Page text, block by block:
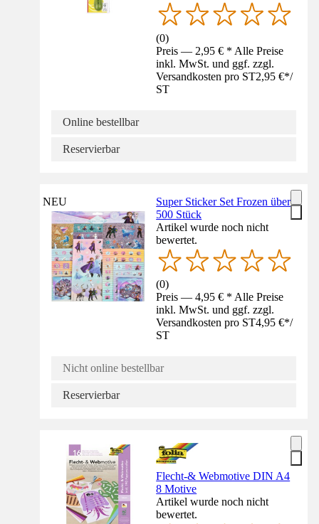
(0)
Preis — 2,95 € * Alle Preise
inkl. MwSt. und ggf. zzgl.
Versandkosten pro ST2,95 €*/
ST
Online bestellbar
Reservierbar
NEU
Super Sticker Set Frozen über
500 Stück
Artikel wurde noch nicht
bewertet.
(0)
Preis — 4,95 € * Alle Preise
inkl. MwSt. und ggf. zzgl.
Versandkosten pro ST4,95 €*/
ST
Nicht online bestellbar
Reservierbar
Flecht-& Webmotive DIN A4
8 Motive
Artikel wurde noch nicht
bewertet.